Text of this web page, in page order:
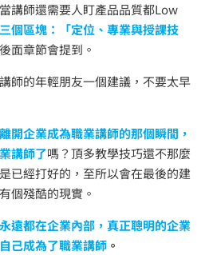
講師還需要人盯產品品質都Low
個區塊：「定位、專業與授課技
面章節會提到。
師的年輕朋友一個建議，不要太早
開企業成為職業講師的那個瞬間，
講師了嗎？頂多教學技巧還不那麼
已經打好的，至所以會在最後的建
個殘酷的現實。
遠都在企業內部，真正聰明的企業
己成為了職業講師 。